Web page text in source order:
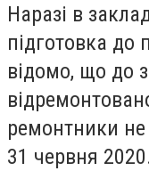
Наразі в
підготовка до
відомо, що до
ремонтники
31 червня